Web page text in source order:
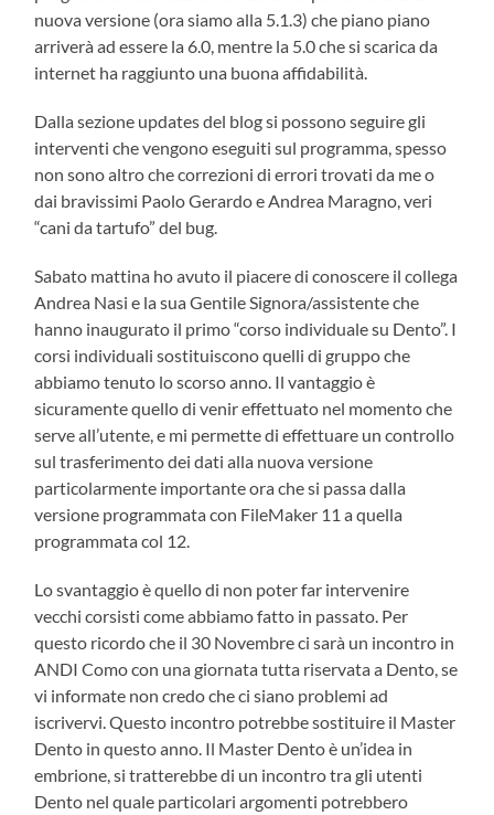
nuova versione (ora siamo alla 5.1.3) che piano piano
arriverà ad essere la 6.0, mentre la 5.0 che si scarica da
internet ha raggiunto una buona affidabilità.
Dalla sezione updates del blog si possono seguire gli
interventi che vengono eseguiti sul programma, spesso
non sono altro che correzioni di errori trovati da me o
dai bravissimi Paolo Gerardo e Andrea Maragno, veri
“cani da tartufo” del bug.
Sabato mattina ho avuto il piacere di conoscere il collega
Andrea Nasi e la sua Gentile Signora/assistente che
hanno inaugurato il primo “corso individuale su Dento”. I
corsi individuali sostituiscono quelli di gruppo che
abbiamo tenuto lo scorso anno. Il vantaggio è
sicuramente quello di venir effettuato nel momento che
serve all’utente, e mi permette di effettuare un controllo
sul trasferimento dei dati alla nuova versione
particolarmente importante ora che si passa dalla
versione programmata con FileMaker 11 a quella
programmata col 12.
Lo svantaggio è quello di non poter far intervenire
vecchi corsisti come abbiamo fatto in passato. Per
questo ricordo che il 30 Novembre ci sarà un incontro in
ANDI Como con una giornata tutta riservata a Dento, se
vi informate non credo che ci siano problemi ad
iscrivervi. Questo incontro potrebbe sostituire il Master
Dento in questo anno. Il Master Dento è un’idea in
embrione, si tratterebbe di un incontro tra gli utenti
Dento nel quale particolari argomenti potrebbero